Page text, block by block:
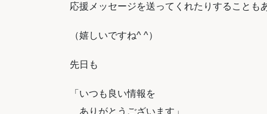
応援メッセージを送ってくれたりすることも
（嬉しいですね^ ^）
先日も
「いつも良い情報を
ありがとうございます」